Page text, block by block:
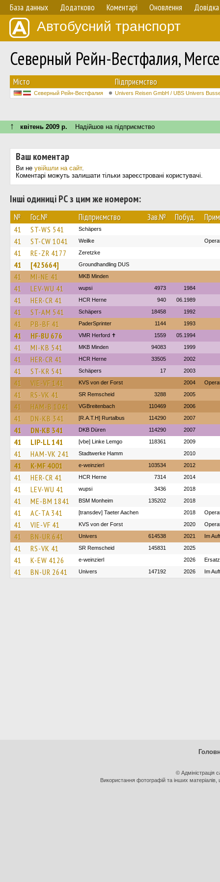
База данных Додатково Коментарі Оновлення Довідка
Автобусний транспорт
Северный Рейн-Вестфалия,
Мiсто Підприємство
Северный Рейн-Вестфалия Univers Reisen GmbH / UBS Univers
↑ квітень 2009 р. Надійшов на підприємство
Ваш коментар
Ви не увійшли на сайт.
Коментарі можуть залишати тільки зареєстровані користувачі.
Інші одиниці РС з цим же номером:
№ Гос.№ Підприємство Зав.№ Побуд.
41 ST-WS 541 Schäpers
41 ST-CW 1041 Weilke
41 RE-ZR 4177 Zeretzke
41 [425664] Groundhandling DUS
41 MI-NE 41 MKB Minden
41 LEV-WU 41 wupsi 4973 1984
41 HER-CR 41 HCR Herne 940 06.1989
41 ST-AM 541 Schäpers 18458 1992
41 PB-BF 41 PaderSprinter 1144 1993
41 HF-BU 676 VMR Herford ✝ 1559 05.1994
41 MI-KB 541 MKB Minden 94083 1999
41 HER-CR 41 HCR Herne 33505 2002
41 ST-KR 541 Schäpers 17 2003
41 VIE-VF 141 KVS von der Forst 2004
41 RS-VK 41 SR Remscheid 3288 2005
41 HAM-B 1041 VGBreitenbach 110469 2006
41 DN-KB 341 [R.A.T.H] Rurtalbus 114290 2007
41 DN-KB 341 DKB Düren 114290 2007
41 LIP-LL 141 [vbe] Linke Lemgo 118361 2009
41 HAM-VK 241 Stadtwerke Hamm 2010
41 K-MF 4001 e-weinzierl 103534 2012
41 HER-CR 41 HCR Herne 7314 2014
41 LEV-WU 41 wupsi 3436 2018
41 ME-BM 1841 BSM Monheim 135202 2018
41 AC-TA 341 [transdev] Taeter Aachen 2018
41 VIE-VF 41 KVS von der Forst 2020
41 BN-UR 641 Univers 614538 2021 Im
41 RS-VK 41 SR Remscheid 145831 2025
41 K-EW 4126 e-weinzierl 2026
41 BN-UR 2641 Univers 147192 2026 Im
© Адміністрація
Використання фотографій та інших матеріалів,